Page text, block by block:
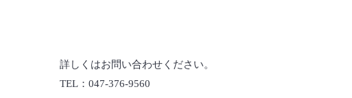
詳しくはお問い合わせください。
TEL：047-376-9560